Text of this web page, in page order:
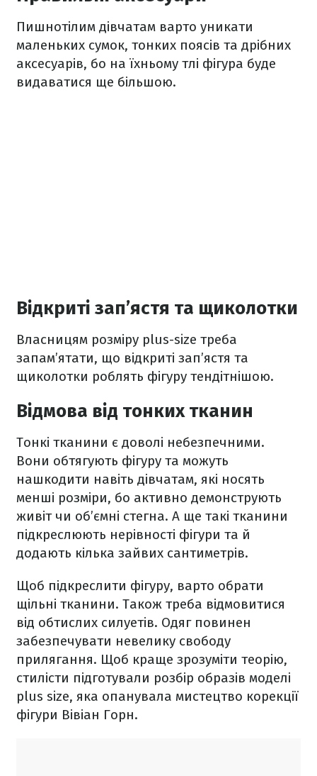
Пишнотілим дівчатам варто уникати
маленьких сумок, тонких поясів та дрібних
аксесуарів, бо на їхньому тлі фігура буде
видаватися ще більшою.
Відкриті зап’ястя та щиколотки
Власницям розміру plus-size треба
запам’ятати, що відкриті зап’ястя та
щиколотки роблять фігуру тендітнішою.
Відмова від тонких тканин
Тонкі тканини є доволі небезпечними.
Вони обтягують фігуру та можуть
нашкодити навіть дівчатам, які носять
менші розміри, бо активно демонструють
живіт чи об’ємні стегна. А ще такі тканини
підкреслюють нерівності фігури та й
додають кілька зайвих сантиметрів.
Щоб підкреслити фігуру, варто обрати
щільні тканини. Також треба відмовитися
від обтислих силуетів. Одяг повинен
забезпечувати невелику свободу
прилягання. Щоб краще зрозуміти теорію,
стилісти підготували розбір образів моделі
plus size, яка опанувала мистецтво корекції
фігури Вівіан Горн.